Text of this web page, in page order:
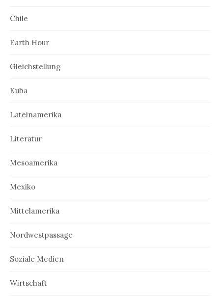
Chile
Earth Hour
Gleichstellung
Kuba
Lateinamerika
Literatur
Mesoamerika
Mexiko
Mittelamerika
Nordwestpassage
Soziale Medien
Wirtschaft